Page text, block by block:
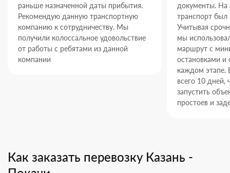
раньше назначенной даты прибытия.
Рекомендую данную транспортную
компанию к сотрудничеству. Мы
получили колоссальное удовольствие
от работы с ребятами из данной
компании
документы. На
транспорт был
Учитывая
мы
маршрут с
остановками и
каждом этапе.
всего 10 дней,
запустить
простоев и
Как заказать перевозку Казань -